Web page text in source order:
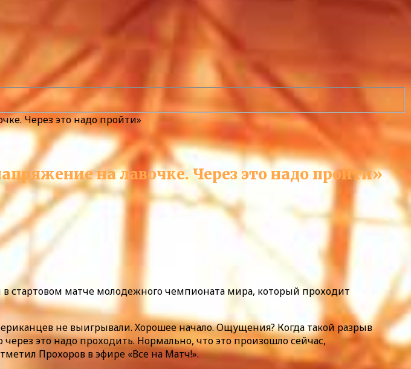
Через это надо пройти»
на лавочке. Через это надо пройти»
матче молодежного чемпионата мира, который проходит
не выигрывали. Хорошее начало. Ощущения? Когда такой разрыв
это надо проходить. Нормально, что это произошло сейчас,
Прохоров в эфире «Все на Матч!».